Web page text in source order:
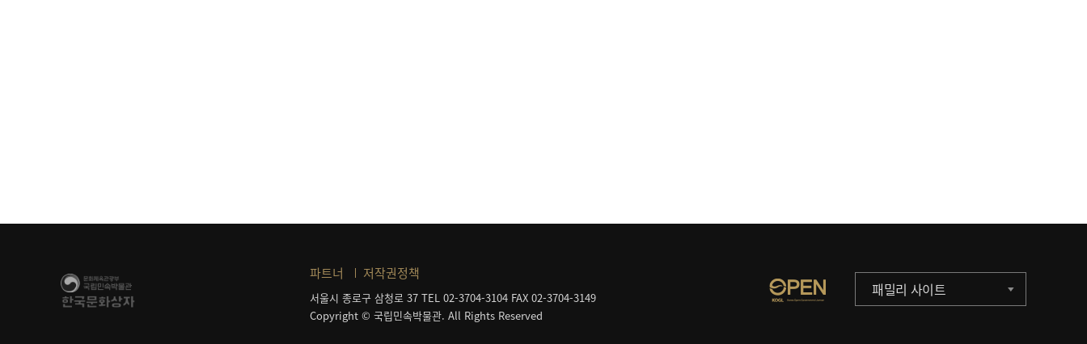
파트너 저작권정책
서울시 종로구 삼청로 37 TEL 02-3704-3104 FAX 02-3704-3149
Copyright © 국립민속박물관. All Rights Reserved
패밀리 사이트